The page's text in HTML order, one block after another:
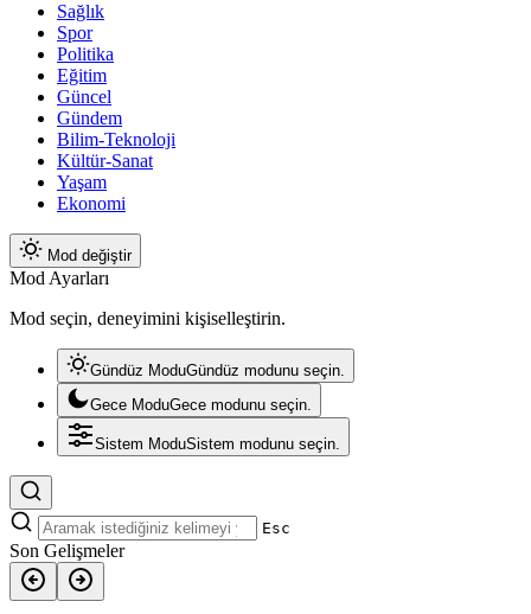
Sağlık
Spor
Politika
Eğitim
Güncel
Gündem
Bilim-Teknoloji
Kültür-Sanat
Yaşam
Ekonomi
Mod değiştir
Mod Ayarları
Mod seçin, deneyimini kişiselleştirin.
Gündüz ModuGündüz modunu seçin.
Gece ModuGece modunu seçin.
Sistem ModuSistem modunu seçin.
Esc
Son Gelişmeler